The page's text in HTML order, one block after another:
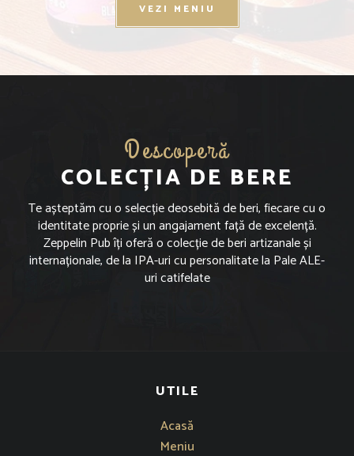
VEZI MENIU
Descoperă
COLECȚIA DE BERE
Te așteptăm cu o selecție deosebită de beri, fiecare cu o
identitate proprie și un angajament față de excelență.
Zeppelin Pub îți oferă o colecție de beri artizanale și
internaționale, de la IPA-uri cu personalitate la Pale ALE-
uri catifelate
UTILE
Acasă
Meniu